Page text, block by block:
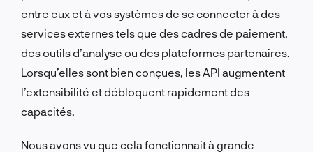
entre eux et à vos systèmes de se connecter à des
services externes tels que des cadres de paiement,
des outils d’analyse ou des plateformes partenaires.
Lorsqu’elles sont bien conçues, les API augmentent
l’extensibilité et débloquent rapidement des
capacités.
Nous avons vu que cela fonctionnait à grande